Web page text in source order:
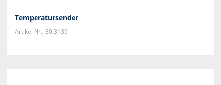
Temperatursender
Artikel Nr.: 30.3139